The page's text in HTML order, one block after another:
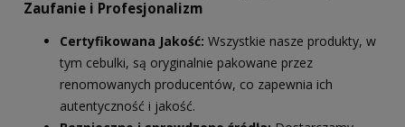
Zaufanie i Profesjonalizm
Certyfikowana Jakość: Wszystkie nasze produkty, w
tym cebulki, są oryginalnie pakowane przez
renomowanych producentów, co zapewnia ich
autentyczność i jakość.